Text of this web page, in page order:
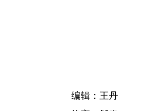
编辑：王丹